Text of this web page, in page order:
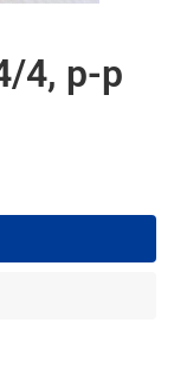
4, р-р